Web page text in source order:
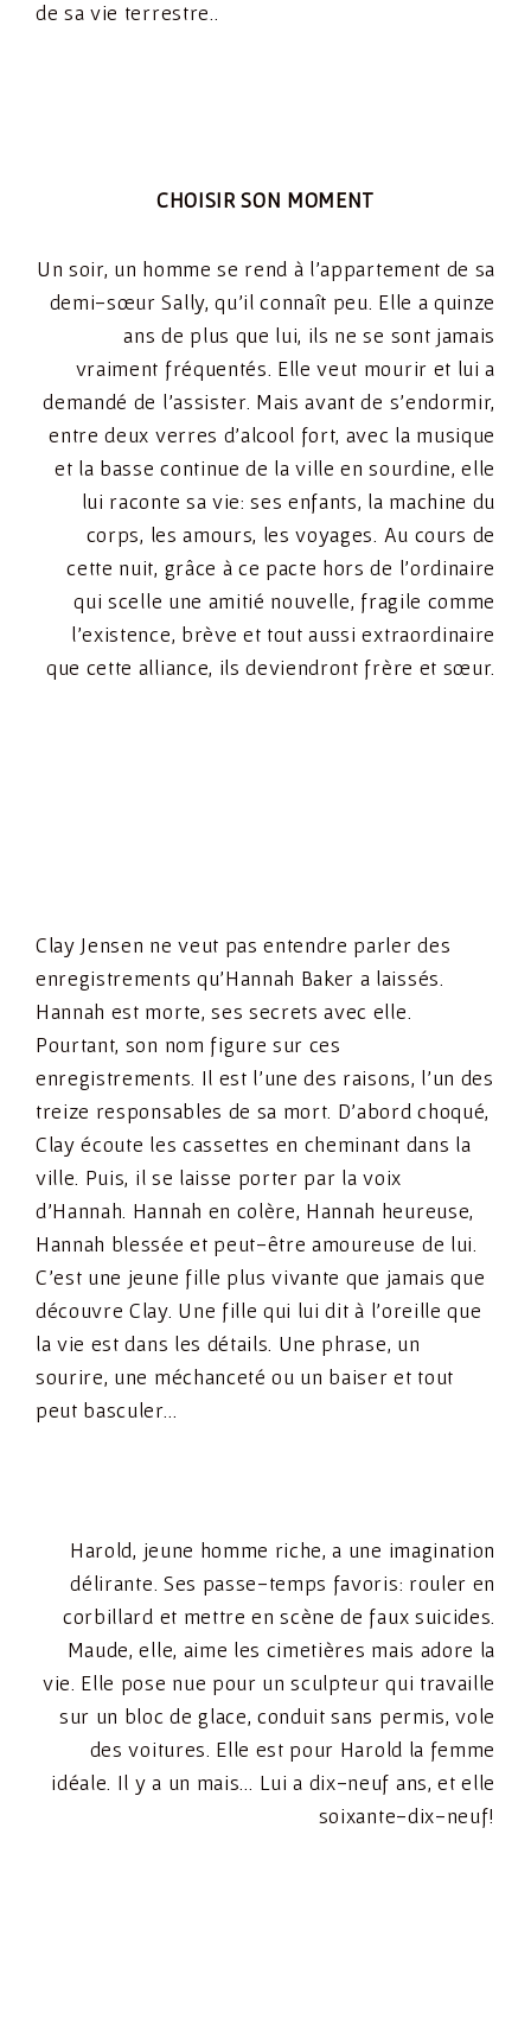
de sa vie terrestre..
CHOISIR SON MOMENT
Un soir, un homme se rend à l’appartement de sa
demi-sœur Sally, qu’il connaît peu. Elle a quinze
ans de plus que lui, ils ne se sont jamais
vraiment fréquentés. Elle veut mourir et lui a
demandé de l’assister. Mais avant de s’endormir,
entre deux verres d’alcool fort, avec la musique
et la basse continue de la ville en sourdine, elle
lui raconte sa vie: ses enfants, la machine du
corps, les amours, les voyages. Au cours de
cette nuit, grâce à ce pacte hors de l’ordinaire
qui scelle une amitié nouvelle, fragile comme
l’existence, brève et tout aussi extraordinaire
que cette alliance, ils deviendront frère et sœur.
Clay Jensen ne veut pas entendre parler des
enregistrements qu’Hannah Baker a laissés.
Hannah est morte, ses secrets avec elle.
Pourtant, son nom figure sur ces
enregistrements. Il est l’une des raisons, l’un des
treize responsables de sa mort. D’abord choqué,
Clay écoute les cassettes en cheminant dans la
ville. Puis, il se laisse porter par la voix
d’Hannah. Hannah en colère, Hannah heureuse,
Hannah blessée et peut-être amoureuse de lui.
C’est une jeune fille plus vivante que jamais que
découvre Clay. Une fille qui lui dit à l’oreille que
la vie est dans les détails. Une phrase, un
sourire, une méchanceté ou un baiser et tout
peut basculer…
Harold, jeune homme riche, a une imagination
délirante. Ses passe-temps favoris: rouler en
corbillard et mettre en scène de faux suicides.
Maude, elle, aime les cimetières mais adore la
vie. Elle pose nue pour un sculpteur qui travaille
sur un bloc de glace, conduit sans permis, vole
des voitures. Elle est pour Harold la femme
idéale. Il y a un mais… Lui a dix-neuf ans, et elle
soixante-dix-neuf!